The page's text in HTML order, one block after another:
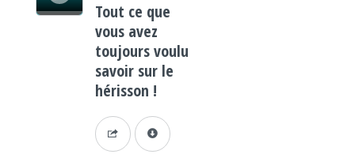
Tout ce que
vous avez
toujours voulu
savoir sur le
hérisson !